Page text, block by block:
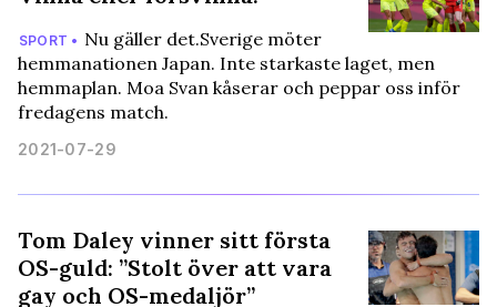
SPORT • Nu gäller det.Sverige möter
hemmanationen Japan. Inte starkaste laget, men
hemmaplan. Moa Svan kåserar och peppar oss inför
fredagens match.
2021-07-29
Tom Daley vinner sitt första
OS-guld: ”Stolt över att vara
gay och OS-medaljör”